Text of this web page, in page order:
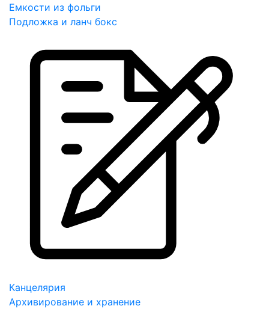
Емкости из фольги
Подложка и ланч бокс
Канцелярия
Архивирование и хранение